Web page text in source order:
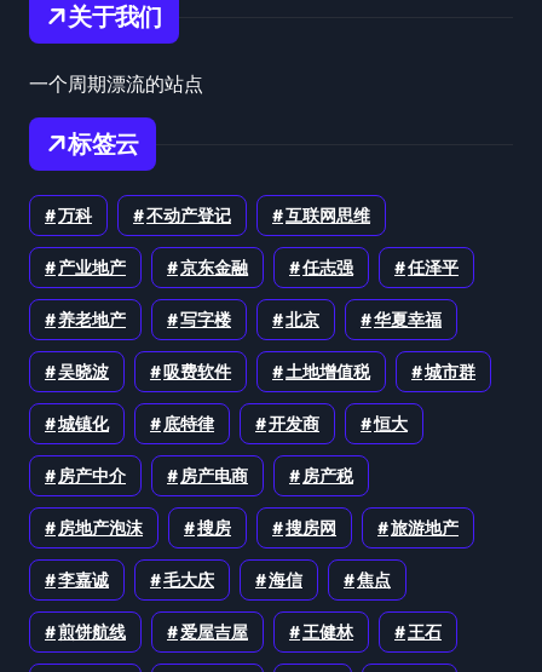
关于我们
一个周期漂流的站点
标签云
万科 不动产登记 互联网思维
产业地产 京东金融 任志强 任泽平
养老地产 写字楼 北京 华夏幸福
吴晓波 吸费软件 土地增值税 城市群
城镇化 底特律 开发商 恒大
房产中介 房产电商 房产税
房地产泡沫 搜房 搜房网 旅游地产
李嘉诚 毛大庆 海信 焦点
煎饼航线 爱屋吉屋 王健林 王石